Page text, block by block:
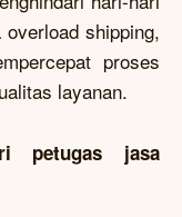
shipping,
proses
layanan.
petugas jasa